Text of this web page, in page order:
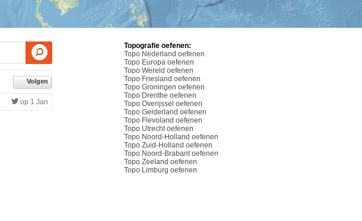

Volgen
op 1 Jan
Topografie oefenen:
Topo Nederland oefenen
Topo Europa oefenen
Topo Wereld oefenen
Topo Friesland oefenen
Topo Groningen oefenen
Topo Drenthe oefenen
Topo Overijssel oefenen
Topo Gelderland oefenen
Topo Flevoland oefenen
Topo Utrecht oefenen
Topo Noord-Holland oefenen
Topo Zuid-Holland oefenen
Topo Noord-Brabant oefenen
Topo Zeeland oefenen
Topo Limburg oefenen